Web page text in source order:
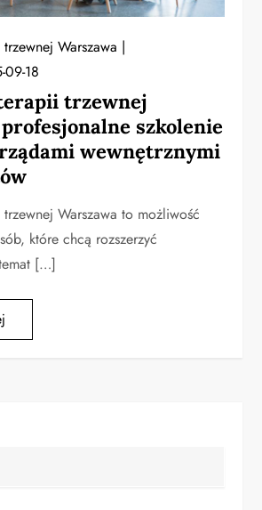
Warszawa
09-18
trzewnej
szkolenie
wewnętrznymi
Warszawa to możliwość
które chcą rozszerzyć
[…]